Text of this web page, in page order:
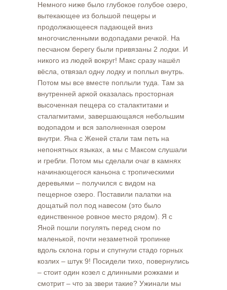
Немного ниже было глубокое голубое озеро,
вытекающее из большой пещеры и
продолжающееся падающей вниз
многочисленными водопадами речкой. На
песчаном берегу были привязаны 2 лодки. И
никого из людей вокруг! Макс сразу нашёл
вёсла, отвязал одну лодку и поплыл внутрь.
Потом мы все вместе поплыли туда. Там за
внутренней аркой оказалась просторная
высоченная пещера со сталактитами и
сталагмитами, завершающаяся небольшим
водопадом и вся заполненная озером
внутри. Яна с Женей стали там петь на
непонятных языках, а мы с Максом слушали
и гребли. Потом мы сделали очаг в камнях
начинающегося каньона с тропическими
деревьями – получился с видом на
пещерное озеро. Поставили палатки на
дощатый пол под навесом (это было
единственное ровное место рядом). Я с
Яной пошли погулять перед сном по
маленькой, почти незаметной тропинке
вдоль склона горы и спугнули стадо горных
козлих – штук 9! Посидели тихо, повернулись
– стоит один козел с длинными рожками и
смотрит – что за звери такие? Ужинали мы